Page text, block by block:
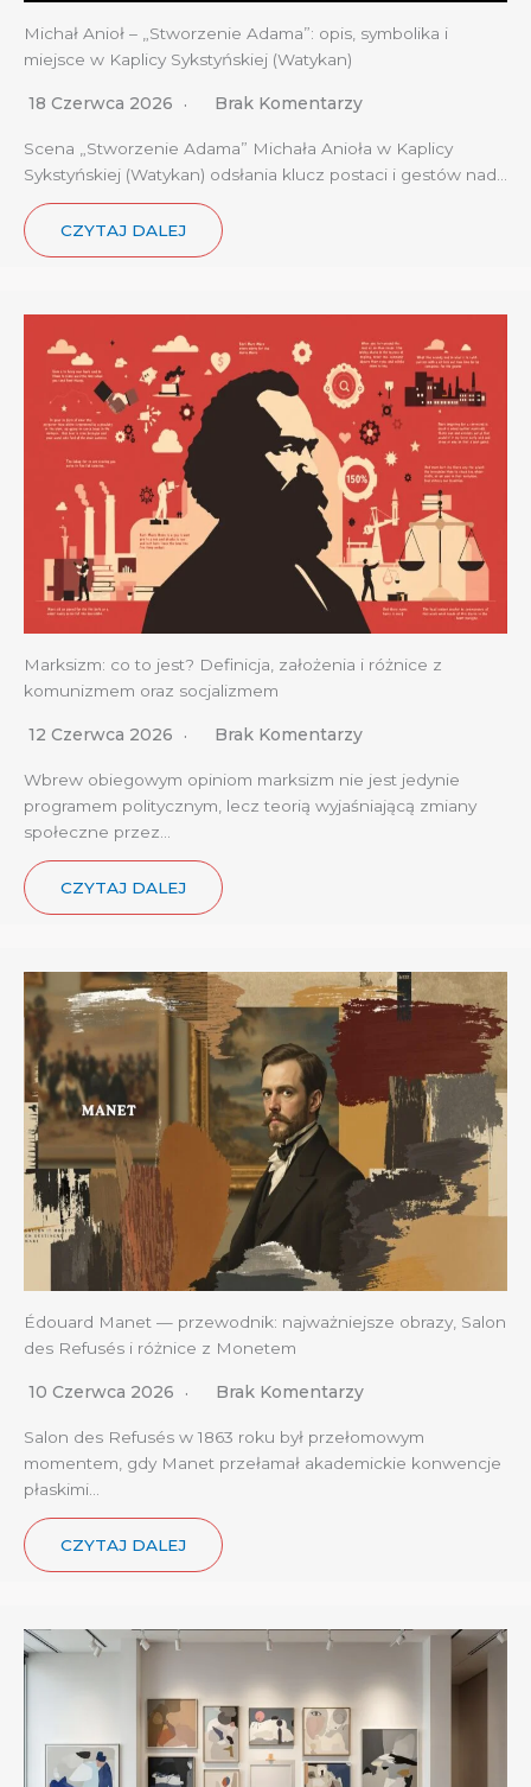
Michał Anioł – „Stworzenie Adama”: opis, symbolika i
miejsce w Kaplicy Sykstyńskiej (Watykan)
18 Czerwca 2026 Brak Komentarzy
Scena „Stworzenie Adama” Michała Anioła w Kaplicy
Sykstyńskiej (Watykan) odsłania klucz postaci i gestów nad…
CZYTAJ DALEJ
Marksizm: co to jest? Definicja, założenia i różnice z
komunizmem oraz socjalizmem
12 Czerwca 2026 Brak Komentarzy
Wbrew obiegowym opiniom marksizm nie jest jedynie
programem politycznym, lecz teorią wyjaśniającą zmiany
społeczne przez…
CZYTAJ DALEJ
Édouard Manet — przewodnik: najważniejsze obrazy, Salon
des Refusés i różnice z Monetem
10 Czerwca 2026 Brak Komentarzy
Salon des Refusés w 1863 roku był przełomowym
momentem, gdy Manet przełamał akademickie konwencje
płaskimi…
CZYTAJ DALEJ